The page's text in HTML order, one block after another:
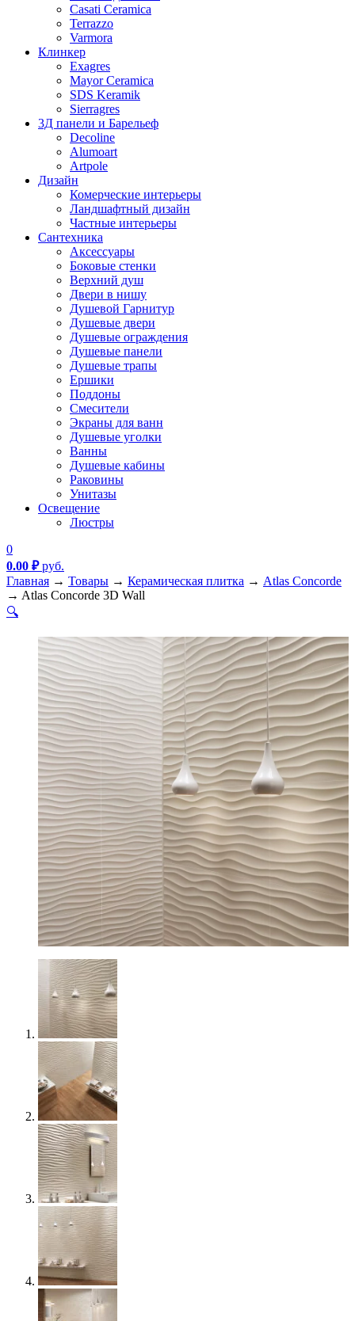
Casati Ceramica
Terrazzo
Varmora
Клинкер
Exagres
Mayor Ceramica
SDS Keramik
Sierragres
3Д панели и Барельеф
Decoline
Alumoart
Artpole
Дизайн
Комерческие интерьеры
Ландшафтный дизайн
Частные интерьеры
Сантехника
Аксессуары
Боковые стенки
Верхний душ
Двери в нишу
Душевой Гарнитур
Душевые двери
Душевые ограждения
Душевые панели
Душевые трапы
Ершики
Поддоны
Смесители
Экраны для ванн
Душевые уголки
Ванны
Душевые кабины
Раковины
Унитазы
Освещение
Люстры
0
0.00 ₽руб.
Главная → Товары → Керамическая плитка → Atlas Concorde
→ Atlas Concorde 3D Wall
🔍